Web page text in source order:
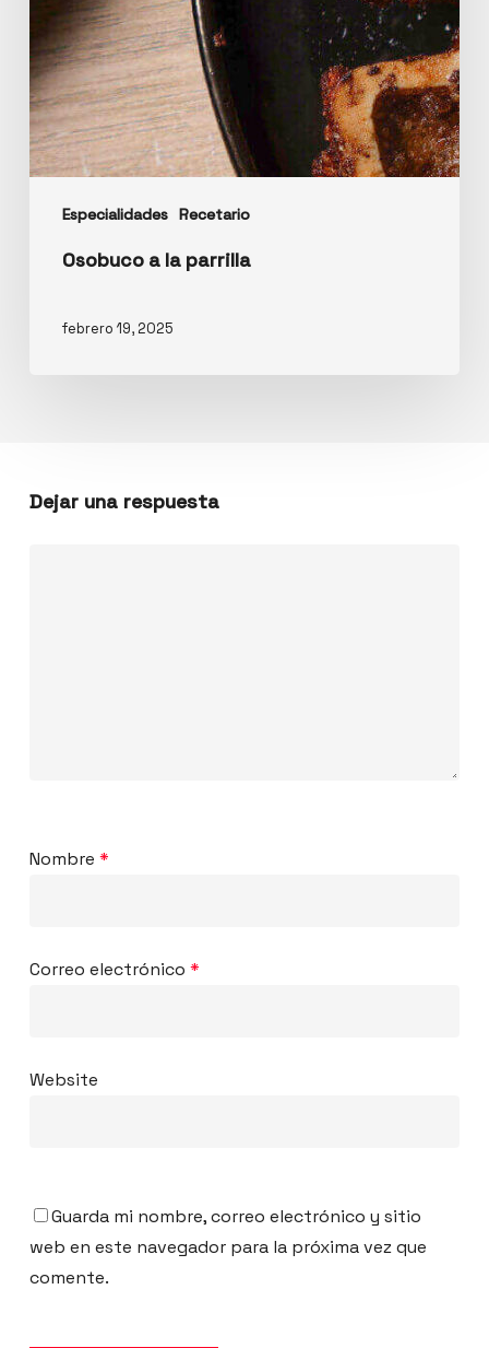
Especialidades Recetario
Osobuco a la parrilla
febrero 19, 2025
Dejar una respuesta
Nombre *
Correo electrónico *
Website
Guarda mi nombre, correo electrónico y sitio
web en este navegador para la próxima vez que
comente.